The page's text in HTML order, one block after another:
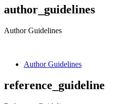
author_guidelines
Author Guidelines
Author Guidelines
reference_guideline